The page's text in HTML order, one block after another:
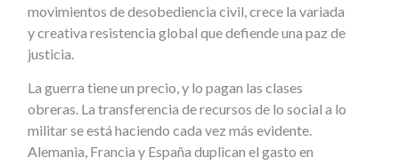
movimientos de desobediencia civil, crece la variada
y creativa resistencia global que defiende una paz de
justicia.
La guerra tiene un precio, y lo pagan las clases
obreras. La transferencia de recursos de lo social a lo
militar se está haciendo cada vez más evidente.
Alemania, Francia y España duplican el gasto en